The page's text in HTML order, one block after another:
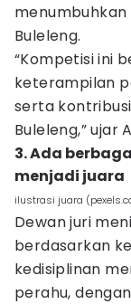
Buleleng.
“Kompetisi ini
keterampilan
serta
Buleleng,” ujar
3. Ada
menjadi juara
ilustrasi juara
Dewan juri
berdasarkan
kedisiplinan
perahu,